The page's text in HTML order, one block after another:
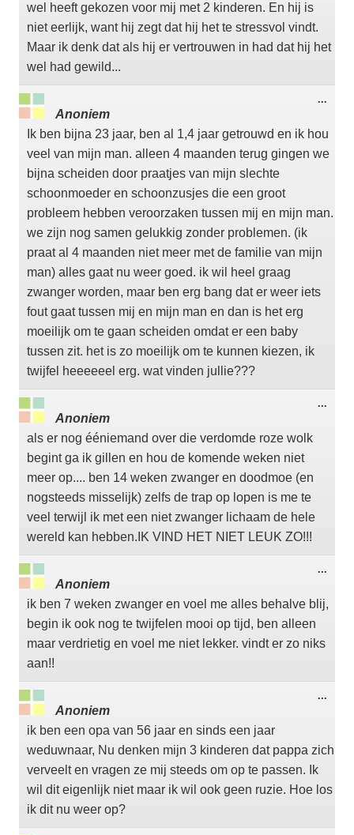
wel heeft gekozen voor mij met 2 kinderen. En hij is
niet eerlijk, want hij zegt dat hij het te stressvol vindt.
Maar ik denk dat als hij er vertrouwen in had dat hij het
wel had gewild...
Anoniem
Ik ben bijna 23 jaar, ben al 1,4 jaar getrouwd en ik hou
veel van mijn man. alleen 4 maanden terug gingen we
bijna scheiden door praatjes van mijn slechte
schoonmoeder en schoonzusjes die een groot
probleem hebben veroorzaken tussen mij en mijn man.
we zijn nog samen gelukkig zonder problemen. (ik
praat al 4 maanden niet meer met de familie van mijn
man) alles gaat nu weer goed. ik wil heel graag
zwanger worden, maar ben erg bang dat er weer iets
fout gaat tussen mij en mijn man en dan is het erg
moeilijk om te gaan scheiden omdat er een baby
tussen zit. het is zo moeilijk om te kunnen kiezen, ik
twijfel heeeeeel erg. wat vinden jullie???
...
Anoniem
als er nog ééniemand over die verdomde roze wolk
begint ga ik gillen en hou de komende weken niet
meer op.... ben 14 weken zwanger en doodmoe (en
nogsteeds misselijk) zelfs de trap op lopen is me te
veel terwijl ik met een niet zwanger lichaam de hele
wereld kan hebben.IK VIND HET NIET LEUK ZO!!!
...
Anoniem
ik ben 7 weken zwanger en voel me alles behalve blij,
begin ik ook nog te twijfelen mooi op tijd, ben alleen
maar verdrietig en voel me niet lekker. vindt er zo niks
aan!!
...
Anoniem
ik ben een opa van 56 jaar en sinds een jaar
weduwnaar, Nu denken mijn 3 kinderen dat pappa zich
verveelt en vragen ze mij steeds om op te passen. Ik
wil dit eigenlijk niet maar ik wil ook geen ruzie. Hoe los
ik dit nu weer op?
...